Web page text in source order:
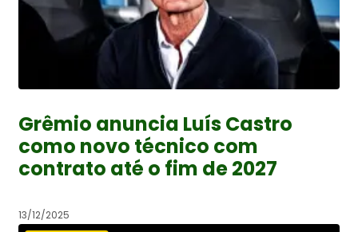
Grêmio anuncia Luís Castro
como novo técnico com
contrato até o fim de 2027
13/12/2025